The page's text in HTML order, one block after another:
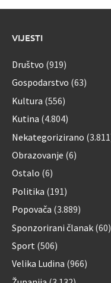
VIJESTI
Društvo (919)
Gospodarstvo (63)
Kultura (556)
Kutina (4.804)
Nekategorizirano
Obrazovanje (6)
Ostalo (6)
Politika (191)
Popovača (3.889)
Sponzorirani članak (60)
Sport (506)
Velika Ludina (966)